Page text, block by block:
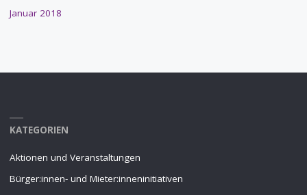
Januar 2018
KATEGORIEN
Aktionen und Veranstaltungen
Bürger:innen- und Mieter:inneninitiativen